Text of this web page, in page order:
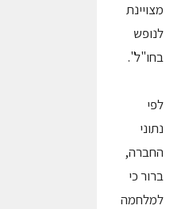
מצויינת
לנופש
בחו"ל".
לפי
נתוני
החברה,
ברור כי
למלחמה